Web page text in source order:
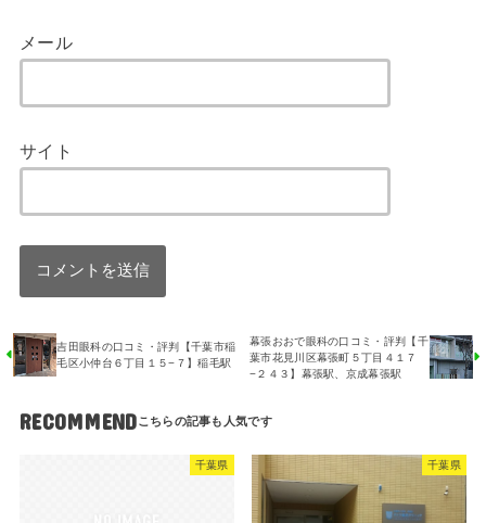
メール
サイト
吉田眼科の口コミ・評判【千葉市稲
毛区小仲台６丁目１５−７】稲毛駅
幕張おおで眼科の口コミ・評判【千
葉市花見川区幕張町５丁目４１７
−２４３】幕張駅、京成幕張駅
RECOMMEND
千葉県 千葉県